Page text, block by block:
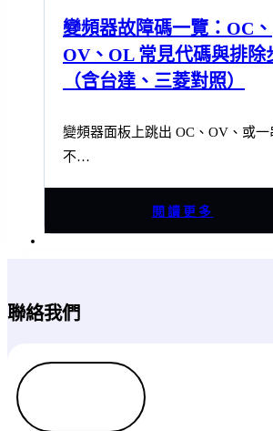
變頻器故障碼一覽：OC、
OV、OL 常見代碼與排除
（含台達、三菱對照）
變頻器面板上跳出 OC、OV、或一
不…
閱讀更多
聯絡我們